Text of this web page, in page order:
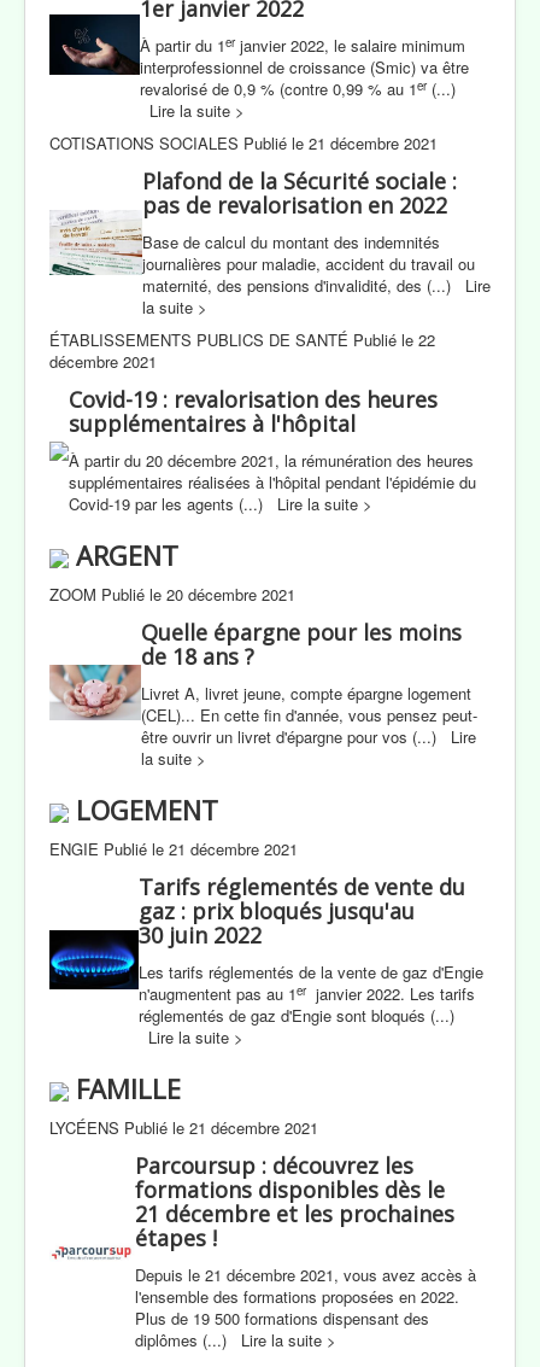
1er janvier 2022
À partir du 1er janvier 2022, le salaire minimum
interprofessionnel de croissance (Smic) va être
revalorisé de 0,9 % (contre 0,99 % au 1er (...)
Lire la suite >
COTISATIONS SOCIALES Publié le 21 décembre 2021
Plafond de la Sécurité sociale :
pas de revalorisation en 2022
Base de calcul du montant des indemnités
journalières pour maladie, accident du travail ou
maternité, des pensions d'invalidité, des (...) Lire
la suite >
ÉTABLISSEMENTS PUBLICS DE SANTÉ Publié le 22
décembre 2021
Covid-19 : revalorisation des heures
supplémentaires à l'hôpital
À partir du 20 décembre 2021, la rémunération des heures
supplémentaires réalisées à l'hôpital pendant l'épidémie du
Covid-19 par les agents (...) Lire la suite >
ARGENT
ZOOM Publié le 20 décembre 2021
Quelle épargne pour les moins
de 18 ans ?
Livret A, livret jeune, compte épargne logement
(CEL)... En cette fin d'année, vous pensez peut-
être ouvrir un livret d'épargne pour vos (...) Lire
la suite >
LOGEMENT
ENGIE Publié le 21 décembre 2021
Tarifs réglementés de vente du
gaz : prix bloqués jusqu'au
30 juin 2022
Les tarifs réglementés de la vente de gaz d'Engie
n'augmentent pas au 1er janvier 2022. Les tarifs
réglementés de gaz d'Engie sont bloqués (...)
Lire la suite >
FAMILLE
LYCÉENS Publié le 21 décembre 2021
Parcoursup : découvrez les
formations disponibles dès le
21 décembre et les prochaines
étapes !
Depuis le 21 décembre 2021, vous avez accès à
l'ensemble des formations proposées en 2022.
Plus de 19 500 formations dispensant des
diplômes (...) Lire la suite >